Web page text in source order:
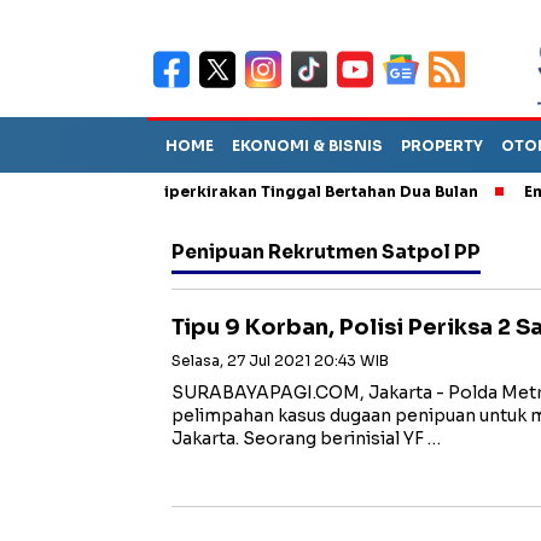
HOME EKONOMI & BISNIS PROPERTY
Sebut TPA Diperkirakan Tinggal Bertahan Dua Bulan Empat
Penipuan Rekrutmen Satpol PP
Tipu 9 Korban, Polisi Periksa 2
Selasa, 27 Jul 2021 20:43 WIB
SURABAYAPAGI.COM, Jakarta - Polda
pelimpahan kasus dugaan penipuan untuk
Jakarta. Seorang berinisial YF …